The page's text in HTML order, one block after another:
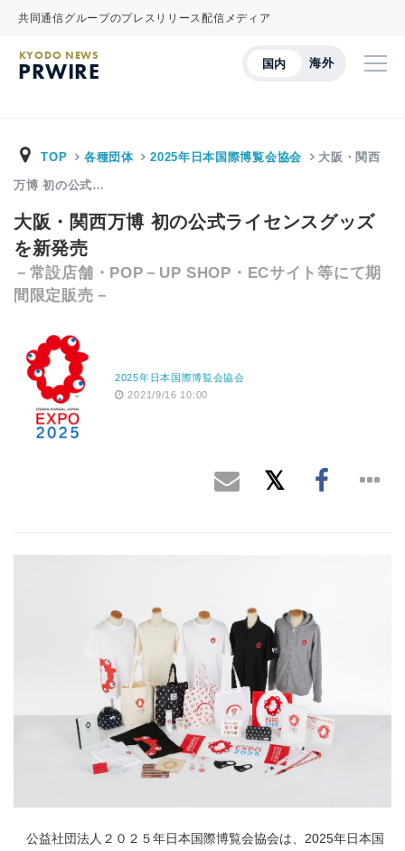
共同通信グループのプレスリリース配信メディア
国内 海外
KYODO NEWS
PRWIRE
TOP 各種団体 2025年日本国際博覧会協会 大阪・関西
万博 初の公式…
大阪・関西万博 初の公式ライセンスグッズ
を新発売
－常設店舗・POP－UP SHOP・ECサイト等にて期
間限定販売－
2025年日本国際博覧会協会
2021/9/16 10:00
公益社団法人２０２５年日本国際博覧会協会は、2025年日本国